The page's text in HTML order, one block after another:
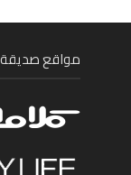
مواقع صديقة